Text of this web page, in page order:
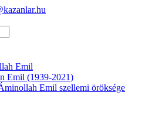
Emil
Emil (1939-2021)
Emil szellemi öröksége